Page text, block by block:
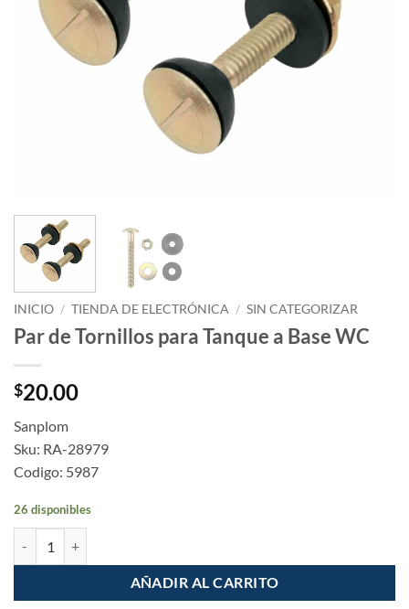
INICIO / TIENDA DE ELECTRÓNICA / SIN CATEGORIZAR
Par de Tornillos para Tanque a Base WC
$20.00
Sanplom
Sku: RA-28979
Codigo: 5987
26 disponibles
AÑADIR AL CARRITO